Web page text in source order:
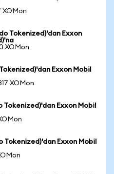
XOMon
Tokenized)'dan Exxon
XOMon
Exxon Mobil
XOMon
Exxon Mobil
Tokenized)'dan Exxon Mobil